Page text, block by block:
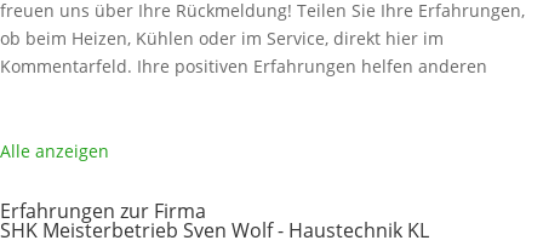
freuen uns über Ihre Rückmeldung! Teilen Sie Ihre Erfahrungen,
ob beim Heizen, Kühlen oder im Service, direkt hier im
Kommentarfeld. Ihre positiven Erfahrungen helfen anderen
und bleibenWeiterlesen …
Alle anzeigen
Erfahrungen zur Firma
SHK Meisterbetrieb Sven Wolf - Haustechnik KL